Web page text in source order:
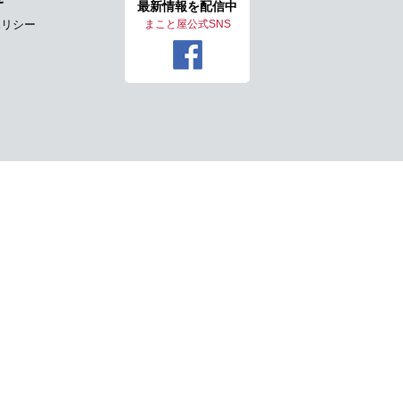
シー
最新情報を配信中
まこと屋公式SNS